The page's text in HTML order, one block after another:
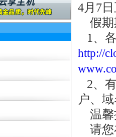
4月7
假期
1、
http://
2、
户、
温馨
请您